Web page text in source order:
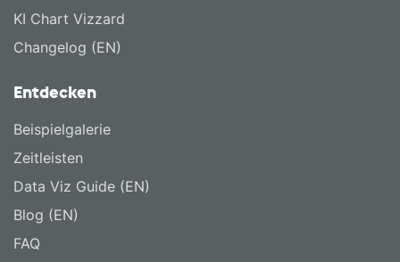
KI Chart Vizzard
Changelog (EN)
Entdecken
Beispielgalerie
Zeitleisten
Data Viz Guide (EN)
Blog (EN)
FAQ